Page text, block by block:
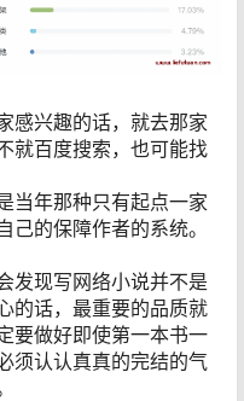
感兴趣的话，就去那家
就百度搜索，也可能找
当年那种只有起点一家
的保障作者的系统。
发现写网络小说并不是
的话，最重要的品质就
要做好即使第一本书一
须认认真真的完结的气